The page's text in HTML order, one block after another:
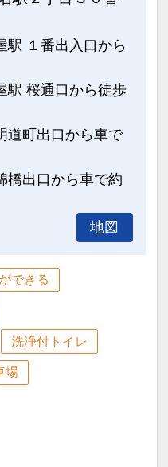
駅 １番出入口から
駅 桜通口から徒歩
道町出口から車で
橋出口から車で約
地図
できる
洗浄付トイレ
場